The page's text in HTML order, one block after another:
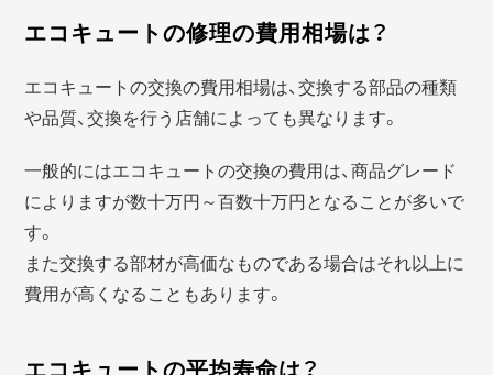
エコキュートの修理の費用相場は？
エコキュートの交換の費用相場は、交換する部品の種類
や品質、交換を行う店舗によっても異なります。
一般的にはエコキュートの交換の費用は、商品グレード
によりますが数十万円～百数十万円となることが多いで
す。
また交換する部材が高価なものである場合はそれ以上に
費用が高くなることもあります。
エコキュートの平均寿命は？